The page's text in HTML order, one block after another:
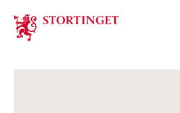
Stortinget.no